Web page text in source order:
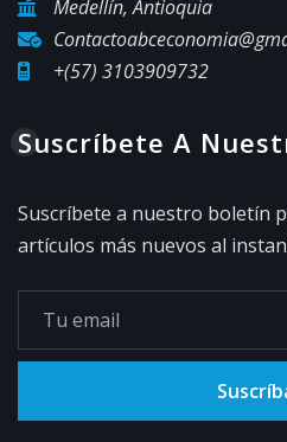
Medellín, Antioquia
+(57) 3103909732
Suscríbete A
Suscríbete a nuestro boletín
artículos más nuevos al